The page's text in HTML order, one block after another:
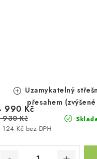
Uzamykatelný
přesahem
124 Kč bez DPH
990 Kč
930 Kč